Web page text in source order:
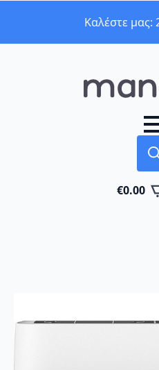
Καλέστε μας:
for:
€0.00